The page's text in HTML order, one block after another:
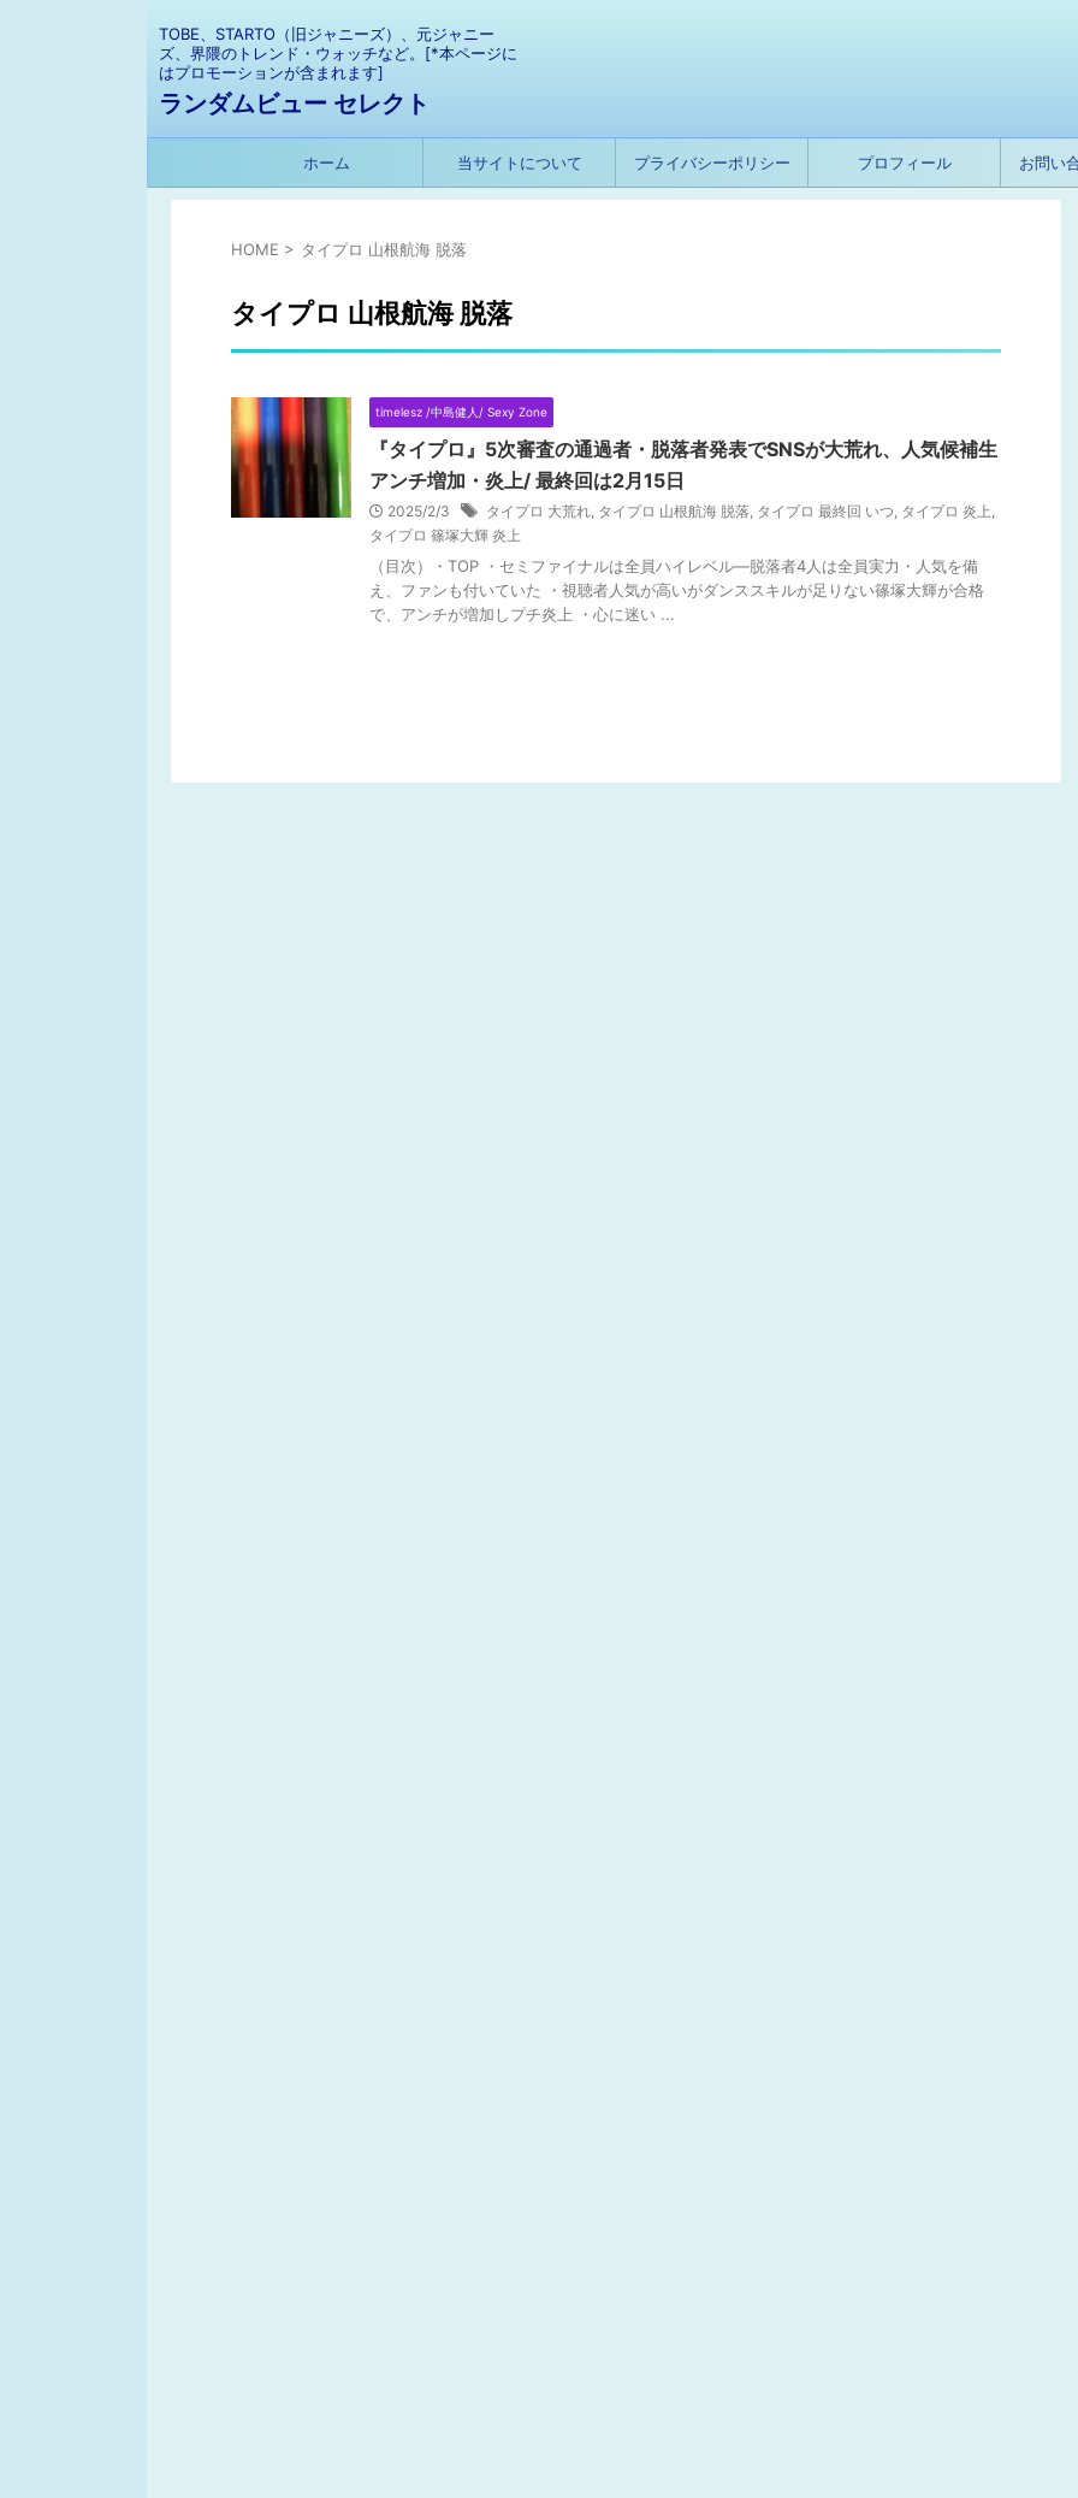
TOBE、STARTO（旧ジャニーズ）、元ジャニー
ズ、界隈のトレンド・ウォッチなど。[*本ページに
はプロモーションが含まれます]
ランダムビュー セレクト
ホーム 当サイトについて プライバシーポリシー プロフィール お問い
HOME > タイプロ 山根航海 脱落
タイプロ 山根航海 脱落
timelesz /中島健人/ Sexy Zone
『タイプロ』5次審査の通過者・脱落者発表でSNSが大荒れ、人気候補生
アンチ増加・炎上/ 最終回は2月15日
2025/2/3 タイプロ 大荒れ, タイプロ 山根航海 脱落, タイプロ 最終回 いつ, タイプロ 炎上,
タイプロ 篠塚大輝 炎上
（目次）・TOP ・セミファイナルは全員ハイレベル―脱落者4人は全員実力・人気を備
え、ファンも付いていた ・視聴者人気が高いがダンススキルが足りない篠塚大輝が合格
で、アンチが増加しプチ炎上 ・心に迷い ...